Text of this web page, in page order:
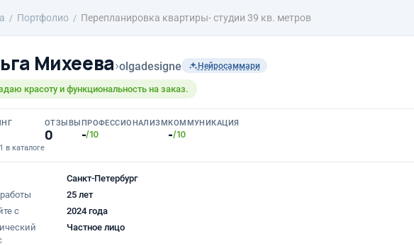
Портфолио Перепланировка квартиры- студии 39 кв. метров
Михеева›olgadesigne Нейросаммари
красоту и функциональность на заказ.
в каталоге
ОТЗЫВЫ
0
ПРОФЕССИОНАЛИЗМ
-/10
КОММУНИКАЦИЯ
-/10
Санкт-Петербург
25 лет
с
2024 года
Частное лицо